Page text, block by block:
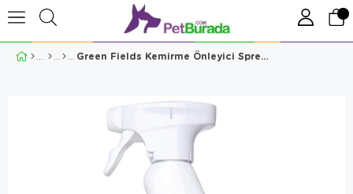
Green Fields Kemirme Önleyici Sprey 400ml